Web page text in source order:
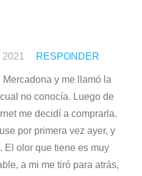
RESPONDER
y me llamó la
no conocía. Luego de
me decidí a comprarla.
por primera vez ayer, y
El olor que tiene es muy
a mi me tiró para atrás,